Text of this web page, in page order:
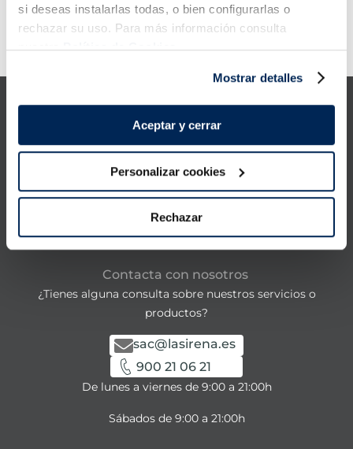
si deseas instalarlas todas, o bien configurarlas o
rechazar su uso. Para más información consulta
nuestraPolítica de Cookies.
Mostrar detalles
Aceptar y cerrar
Personalizar cookies
Rechazar
Error:Request failed with status code 429
Productos
Conócenos
Contacta con nosotros
¿Tienes alguna consulta sobre nuestros servicios o
productos?
sac@lasirena.es
900 21 06 21
De lunes a viernes de 9:00 a 21:00h
Sábados de 9:00 a 21:00h